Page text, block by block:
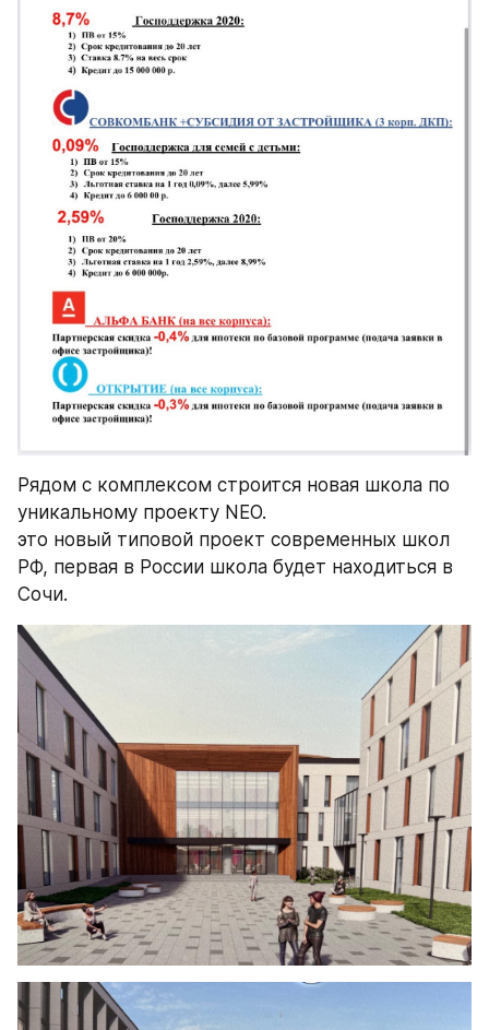
Рядом с комплексом строится новая школа по
уникальному проекту NEO.
это новый типовой проект современных школ
РФ, первая в России школа будет находиться в
Сочи.